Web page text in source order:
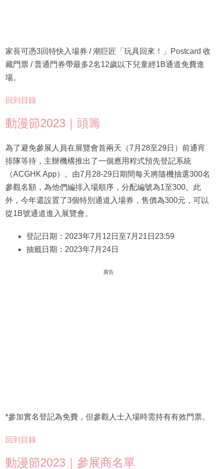
家長可憑3回特快入場券 / 潮巨匠「玩具回來！」Postcard 收
藏門票 / 普通門券帶最多2名12歲以下兒童經1B通道免費進
場。
回到目錄
動漫節2023｜頭籌
為了避免參展人員在展覽會首兩天（7月28至29日）前通宵
排隊等待，主辦機構推出了一個應用程式預先登記系統
（ACGHK App）。由7月28-29日期間每天將隨機抽選300名
參觀名額，為他們編排入場順序，分配編號為1至300。此
外，今年還設置了3個特別通道入場券，售價為300元，可以
從1B號通道進入展覽會。
登記日期：2023年7月12日至7月21日23:59
抽籤日期：2023年7月24日
廣告
*參加實名登記為免費，但參觀人士入場時需持有有效門票。
回到目錄
動漫節2023｜參展商名單